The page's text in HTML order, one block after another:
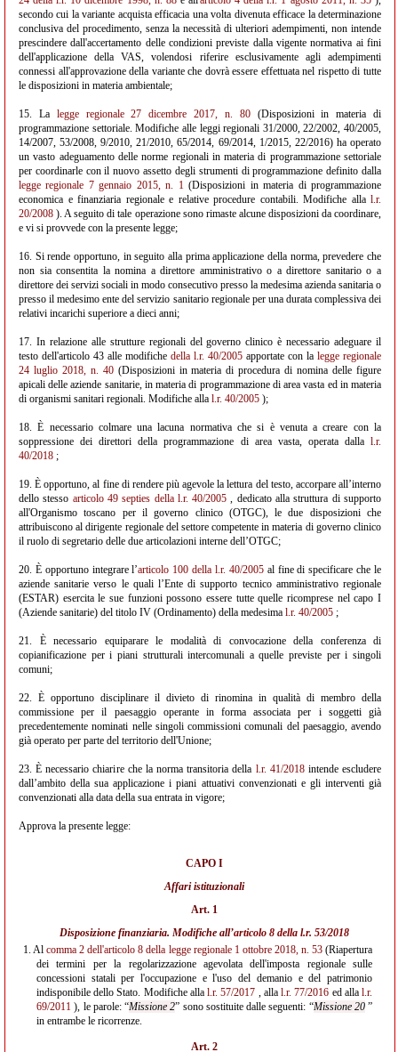
secondo cui la variante acquista efficacia una volta divenuta efficace la determinazione
conclusiva del procedimento, senza la necessità di ulteriori adempimenti, non intende
prescindere dall'accertamento delle condizioni previste dalla vigente normativa ai fini
dell'applicazione della VAS, volendosi riferire esclusivamente agli adempimenti
connessi all'approvazione della variante che dovrà essere effettuata nel rispetto di tutte
le disposizioni in materia ambientale;
15. La legge regionale 27 dicembre 2017, n. 80(Disposizioni in materia di
programmazione settoriale. Modifiche alle leggi regionali 31/2000, 22/2002, 40/2005,
14/2007, 53/2008, 9/2010, 21/2010, 65/2014, 69/2014, 1/2015, 22/2016) ha operato
un vasto adeguamento delle norme regionali in materia di programmazione settoriale
per coordinarle con il nuovo assetto degli strumenti di programmazione definito dalla
legge regionale 7 gennaio 2015, n. 1(Disposizioni in materia di programmazione
economica e finanziaria regionale e relative procedure contabili. Modifiche alla l.r.
20/2008 ). A seguito di tale operazione sono rimaste alcune disposizioni da coordinare,
e vi si provvede con la presente legge;
16. Si rende opportuno, in seguito alla prima applicazione della norma, prevedere che
non sia consentita la nomina a direttore amministrativo o a direttore sanitario o a
direttore dei servizi sociali in modo consecutivo presso la medesima azienda sanitaria o
presso il medesimo ente del servizio sanitario regionale per una durata complessiva dei
relativi incarichi superiore a dieci anni;
17. In relazione alle strutture regionali del governo clinico è necessario adeguare il
testo dell'articolo 43 alle modifiche della l.r. 40/2005 apportate con la legge regionale
24 luglio 2018, n. 40(Disposizioni in materia di procedura di nomina delle figure
apicali delle aziende sanitarie, in materia di programmazione di area vasta ed in materia
di organismi sanitari regionali. Modifiche alla l.r. 40/2005 );
18. È necessario colmare una lacuna normativa che si è venuta a creare con la
soppressione dei direttori della programmazione di area vasta, operata dalla l.r.
40/2018 ;
19. È opportuno, al fine di rendere più agevole la lettura del testo, accorpare all’interno
dello stesso articolo 49 septies della l.r. 40/2005 , dedicato alla struttura di supporto
all'Organismo toscano per il governo clinico (OTGC), le due disposizioni che
attribuiscono al dirigente regionale del settore competente in materia di governo clinico
il ruolo di segretario delle due articolazioni interne dell’OTGC;
20. È opportuno integrare l’articolo 100 della l.r. 40/2005al fine di specificare che le
aziende sanitarie verso le quali l’Ente di supporto tecnico amministrativo regionale
(ESTAR) esercita le sue funzioni possono essere tutte quelle ricomprese nel capo I
(Aziende sanitarie) del titolo IV (Ordinamento) della medesima l.r. 40/2005 ;
21. È necessario equiparare le modalità di convocazione della conferenza di
copianificazione per i piani strutturali intercomunali a quelle previste per i singoli
comuni;
22. È opportuno disciplinare il divieto di rinomina in qualità di membro della
commissione per il paesaggio operante in forma associata per i soggetti già
precedentemente nominati nelle singoli commissioni comunali del paesaggio, avendo
già operato per parte del territorio dell'Unione;
23. È necessario chiarire che la norma transitoria della l.r. 41/2018intende escludere
dall’ambito della sua applicazione i piani attuativi convenzionati e gli interventi già
convenzionati alla data della sua entrata in vigore;
Approva la presente legge:
CAPO I
Affari istituzionali
Art. 1
Disposizione finanziaria. Modifiche all’articolo 8 della l.r. 53/2018
1. Alcomma 2 dell'articolo 8 della legge regionale 1 ottobre 2018, n. 53(Riapertura
dei termini per la regolarizzazione agevolata dell'imposta regionale sulle
concessioni statali per l'occupazione e l'uso del demanio e del patrimonio
indisponibile dello Stato. Modifiche allal.r. 57/2017 , allal.r. 77/2016 ed allal.r.
69/2011 ), le parole: “Missione 2” sono sostituite dalle seguenti: “Missione 20”
in entrambe le ricorrenze.
Art. 2